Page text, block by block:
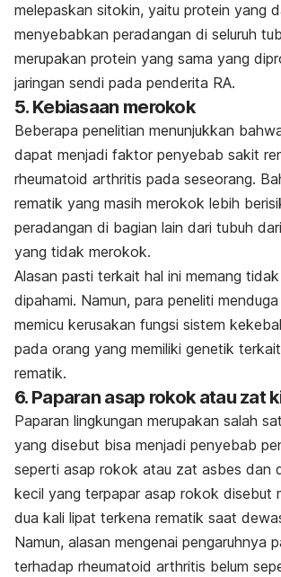
melepaskan sitokin, yaitu protein yang
menyebabkan peradangan di seluruh
merupakan protein yang sama yang
jaringan sendi pada penderita RA.
5. Kebiasaan merokok
Beberapa penelitian menunjukkan
dapat menjadi faktor penyebab sakit
rheumatoid arthritis pada seseorang.
rematik yang masih merokok lebih
peradangan di bagian lain dari tubuh
yang tidak merokok.
Alasan pasti terkait hal ini memang
dipahami. Namun, para peneliti
memicu kerusakan fungsi sistem
pada orang yang memiliki genetik
rematik.
6. Paparan asap rokok atau zat
Paparan lingkungan merupakan salah
yang disebut bisa menjadi penyebab
seperti asap rokok atau zat asbes dan
kecil yang terpapar asap rokok disebut
dua kali lipat terkena rematik saat
Namun, alasan mengenai pengaruhnya
terhadap rheumatoid arthritis belum